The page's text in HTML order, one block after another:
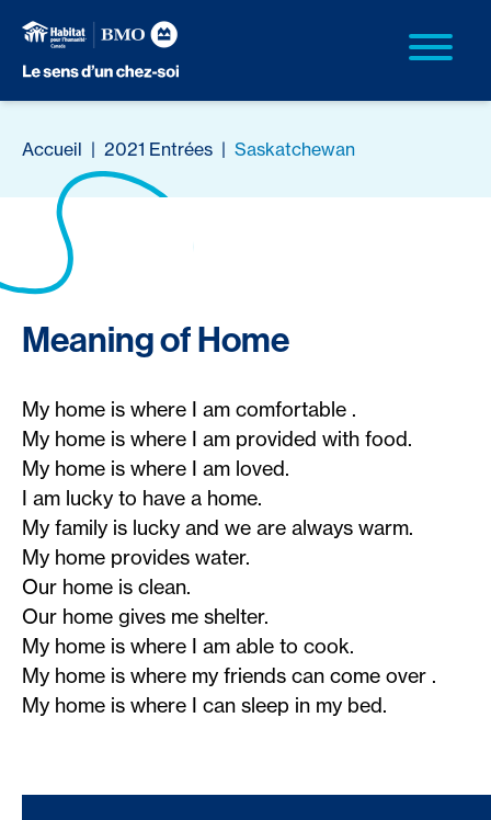
Accueil | 2021 Entrées | Saskatchewan
Meaning of Home
My home is where I am comfortable .
My home is where I am provided with food.
My home is where I am loved.
I am lucky to have a home.
My family is lucky and we are always warm.
My home provides water.
Our home is clean.
Our home gives me shelter.
My home is where I am able to cook.
My home is where my friends can come over .
My home is where I can sleep in my bed.